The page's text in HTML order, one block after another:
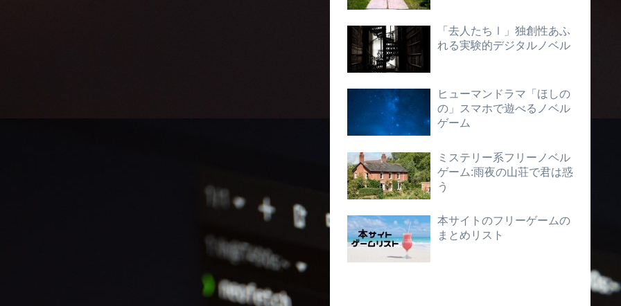
「去人たちⅠ」独創性あふ
れる実験的デジタルノベル
ヒューマンドラマ「ほしの
の」スマホで遊べるノベル
ゲーム
ミステリー系フリーノベル
ゲーム:雨夜の山荘で君は惑
う
本サイトのフリーゲームの
まとめリスト